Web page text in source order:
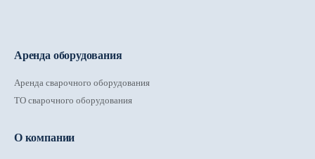
Аренда оборудования
Аренда сварочного оборудования
ТО сварочного оборудования
О компании